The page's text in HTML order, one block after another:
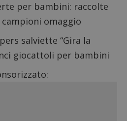
per bambini: raccolte
omaggio
salviette “Gira la
giocattoli per bambini